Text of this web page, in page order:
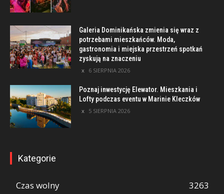
Galeria Dominikańska zmienia się wraz z
potrzebami mieszkańców. Moda,
gastronomia i miejska przestrzeń spotkań
zyskują na znaczeniu
6 SIERPNIA 2026
Poznaj inwestycję Elewator. Mieszkania i
Lofty podczas eventu w Marinie Kleczków
5 SIERPNIA 2026
Kategorie
Czas wolny
3263